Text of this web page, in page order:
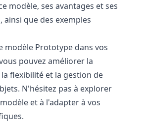
modèle, ses avantages et ses
ainsi que des exemples
modèle Prototype dans vos
pouvez améliorer la
flexibilité et la gestion de
N'hésitez pas à explorer
et à l'adapter à vos